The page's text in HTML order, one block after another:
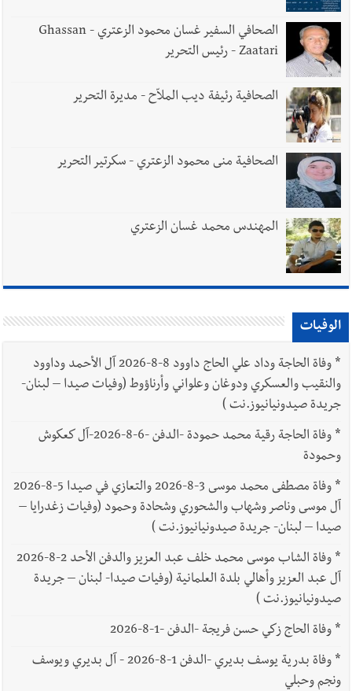
الصحافي السفير غسان محمود الزعتري - Ghassan
Zaatari - رئيس التحرير
الصحافية رئيفة ديب الملاّح - مديرة التحرير
الصحافية منى محمود الزعتري - سكرتير التحرير
المهندس محمد غسان الزعتري
الوفيات
*
وفاة الحاجة وداد علي الحاج داوود 8-8-2026 آل الأحمد وداوود
والنقيب والعسكري ودوغان وعلواني وأرناؤوط (وفيات صيدا – لبنان-
جريدة صيدونيانيوز.نت )
*
وفاة الحاجة رقية محمد حمودة -الدفن -6-8-2026-آل كعكوش
وحمودة
*
وفاة مصطفى محمد موسى 3-8-2026 والتعازي في صيدا 5-8-2026
آل موسى وناصر وشهاب والشحوري وشحادة وحمود (وفيات زغدرايا –
صيدا – لبنان- جريدة صيدونيانيوز.نت )
*
وفاة الشاب موسى محمد خلف عبد العزيز والدفن الأحد 2-8-2026
آل عبد العزيز وأهالي بلدة العلمانية (وفيات صيدا- لبنان – جريدة
صيدونيانيوز.نت )
*وفاة الحاج زكي حسن فريجة -الدفن -1-8-2026
*
وفاة بدرية يوسف بديري -الدفن 1-8-2026 - آل بديري ويوسف
ونجم وحبلي